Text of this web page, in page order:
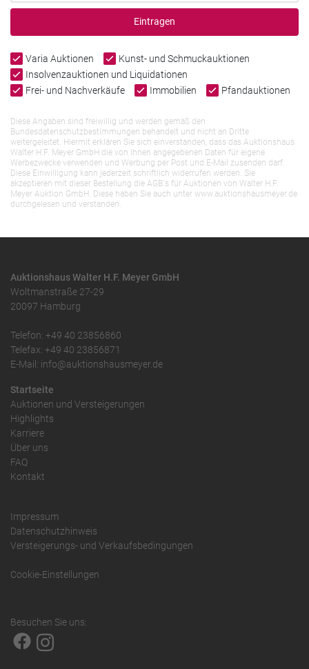
Eintragen
Varia Auktionen
Kunst- und Schmuckauktionen
Insolvenzauktionen und Liquidationen
Frei- und Nachverkäufe
Immobilien Pfandauktionen
Diese Angaben sind freiwillig und werden gemäß den
Bundesdatenschutzbestimmungen behandelt und nicht an Dritte
weitergeleitet. Hiermit erklären Sie sich einverstanden, dass das Auktionshaus
Walter H.F. Meyer GmbH die von Ihnen angegebenen Daten für eigene
Werbezwecke verwenden und Werbung per Post und E-Mail zusenden darf.
Diese Einwilligung kann jederzeit schriftlich widerrufen werden. Sie
akzeptieren mit dieser Bestellung die AGB`s für Auktionen von Walter H.F.
Meyer Auktion GmbH. Diese haben Sie auch unter www.auktionshausmeyer.de
durchgelesen und verstanden.
Auktionshaus Walter H.F. Meyer GmbH
Woltmanstraße 27-29
20097 Hamburg
Telefon: +49 40 23856860
Telefax: +49 40 23856871
E-Mail: info@auktionshausmeyer.de
Startseite
Auktionen und Versteigerungen
Highlights
Karriere
Über uns
FAQ
Kontakt
Impressum
Datenschutzhinweis
Versteigerungs- und Verkaufsbedingungen
Cookie-Einstellungen
Besuchen Sie uns: